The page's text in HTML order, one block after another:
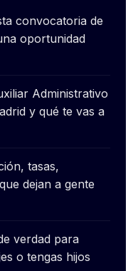
convocatoria de
oportunidad
Administrativo
y qué te vas a
tasas,
dejan a gente
verdad para
o tengas hijos